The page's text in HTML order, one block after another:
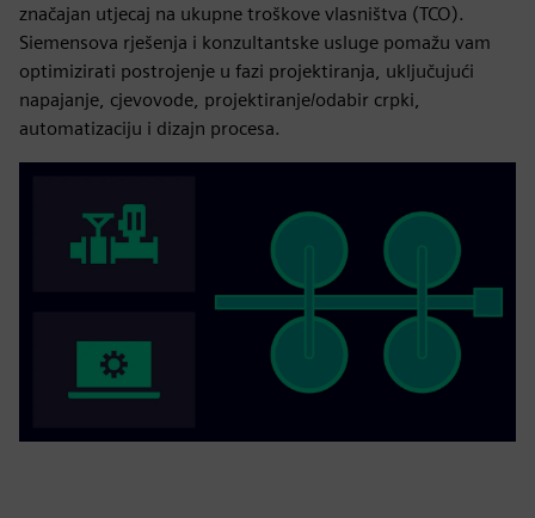
značajan utjecaj na ukupne troškove vlasništva (TCO).
Siemensova rješenja i konzultantske usluge pomažu vam
optimizirati postrojenje u fazi projektiranja, uključujući
napajanje, cjevovode, projektiranje/odabir crpki,
automatizaciju i dizajn procesa.